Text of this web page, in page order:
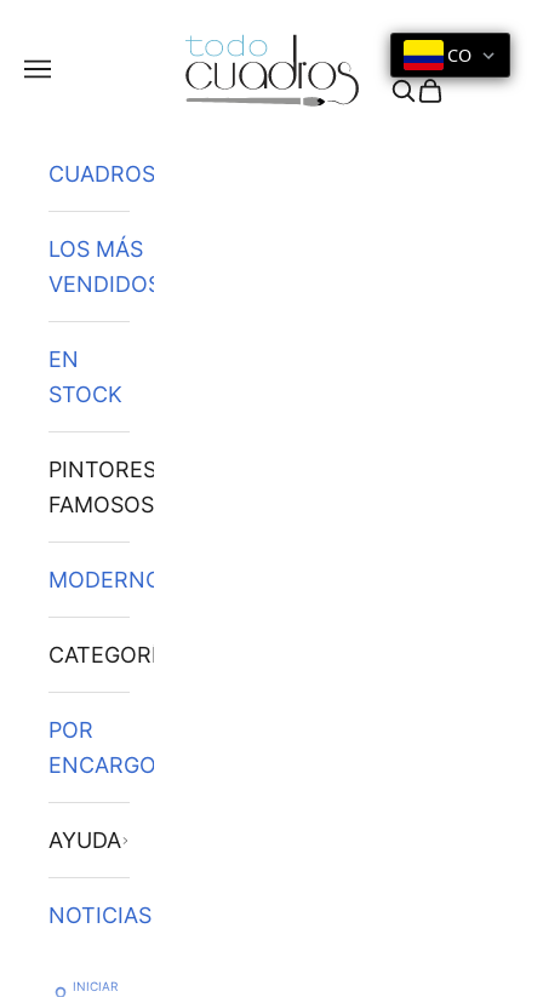
Menú
CO
Buscar
Cesta
CUADROS
LOS MÁS
VENDIDOS
EN
STOCK
PINTORES
FAMOSOS
MODERNOS
CATEGORÍAS
POR
ENCARGO
AYUDA
NOTICIAS
INICIAR